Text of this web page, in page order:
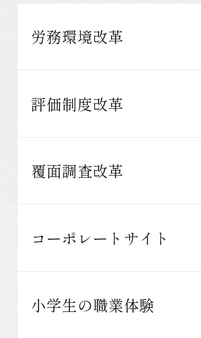
労務環境改革
評価制度改革
覆面調査改革
コーポレートサイト
小学生の職業体験